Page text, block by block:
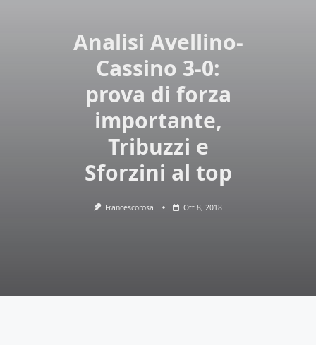
Analisi Avellino-
Cassino 3-0:
prova di forza
importante,
Tribuzzi e
Sforzini al top
Francescorosa Ott 8, 2018